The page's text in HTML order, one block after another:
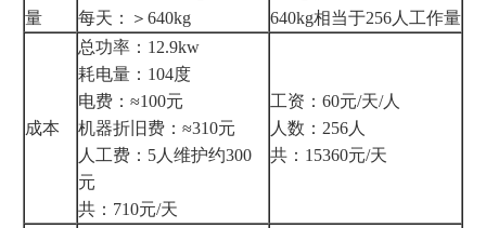
量
每天：＞640kg
640kg相当于256人工作量
成本
总功率：12.9kw
耗电量：104度
电费：≈100元
机器折旧费：≈310元
人工费：5人维护约300
元
共：710元/天
工资：60元/天/人
人数：256人
共：15360元/天